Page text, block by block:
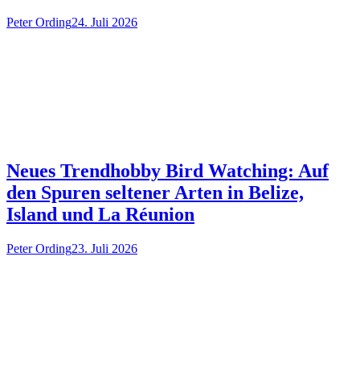
Peter Ording24. Juli 2026
Neues Trendhobby Bird Watching: Auf
den Spuren seltener Arten in Belize,
Island und La Réunion
Peter Ording23. Juli 2026